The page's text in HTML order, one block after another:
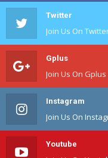
Twitter
Join Us On
Gplus
Join Us On Gplus
Instagram
Join Us On
Youtube